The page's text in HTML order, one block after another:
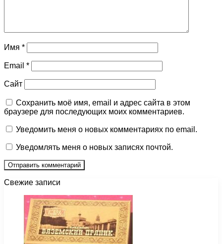
Имя *
Email *
Сайт
Сохранить моё имя, email и адрес сайта в этом
браузере для последующих моих комментариев.
Уведомить меня о новых комментариях по email.
Уведомлять меня о новых записях почтой.
Свежие записи